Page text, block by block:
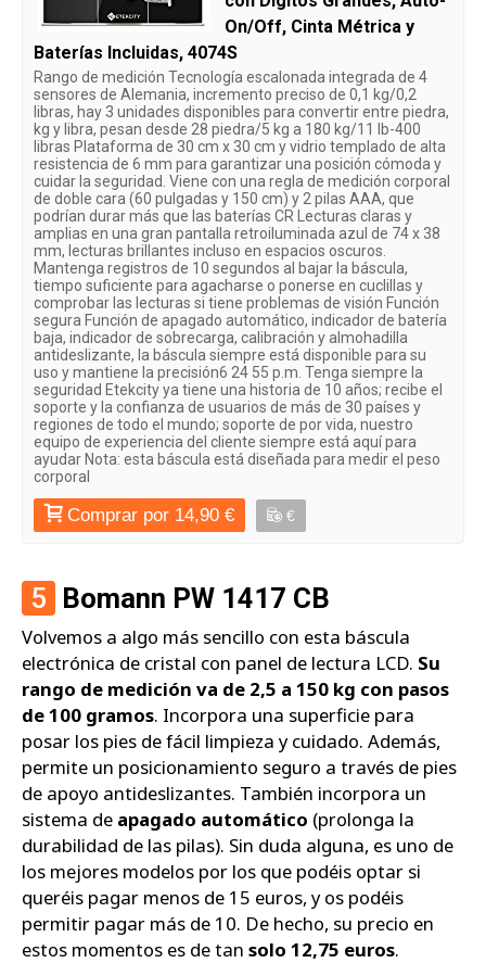
On/Off, Cinta Métrica y
Baterías Incluidas, 4074S
Rango de medición Tecnología escalonada integrada de 4
sensores de Alemania, incremento preciso de 0,1 kg/0,2
libras, hay 3 unidades disponibles para convertir entre piedra,
kg y libra, pesan desde 28 piedra/5 kg a 180 kg/11 lb-400
libras Plataforma de 30 cm x 30 cm y vidrio templado de alta
resistencia de 6 mm para garantizar una posición cómoda y
cuidar la seguridad. Viene con una regla de medición corporal
de doble cara (60 pulgadas y 150 cm) y 2 pilas AAA, que
podrían durar más que las baterías CR Lecturas claras y
amplias en una gran pantalla retroiluminada azul de 74 x 38
mm, lecturas brillantes incluso en espacios oscuros.
Mantenga registros de 10 segundos al bajar la báscula,
tiempo suficiente para agacharse o ponerse en cuclillas y
comprobar las lecturas si tiene problemas de visión Función
segura Función de apagado automático, indicador de batería
baja, indicador de sobrecarga, calibración y almohadilla
antideslizante, la báscula siempre está disponible para su
uso y mantiene la precisión6 24 55 p.m. Tenga siempre la
seguridad Etekcity ya tiene una historia de 10 años; recibe el
soporte y la confianza de usuarios de más de 30 países y
regiones de todo el mundo; soporte de por vida, nuestro
equipo de experiencia del cliente siempre está aquí para
ayudar Nota: esta báscula está diseñada para medir el peso
corporal
Comprar por 14,90 € €
5 Bomann PW 1417 CB
Volvemos a algo más sencillo con esta báscula
electrónica de cristal con panel de lectura LCD. Su
rango de medición va de 2,5 a 150 kg con pasos
de 100 gramos. Incorpora una superficie para
posar los pies de fácil limpieza y cuidado. Además,
permite un posicionamiento seguro a través de pies
de apoyo antideslizantes. También incorpora un
sistema de apagado automático (prolonga la
durabilidad de las pilas). Sin duda alguna, es uno de
los mejores modelos por los que podéis optar si
queréis pagar menos de 15 euros, y os podéis
permitir pagar más de 10. De hecho, su precio en
estos momentos es de tan solo 12,75 euros.